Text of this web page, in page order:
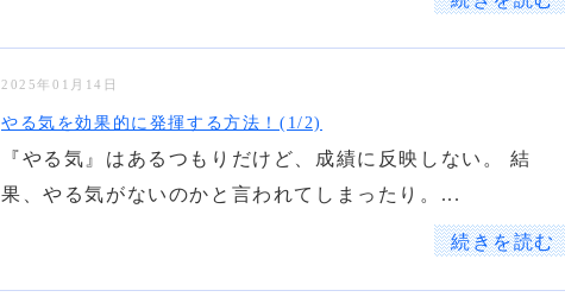
2025年01月14日
やる気を効果的に発揮する方法！(1/2)
『やる気』はあるつもりだけど、成績に反映しない。 結
果、やる気がないのかと言われてしまったり。...
続きを読む